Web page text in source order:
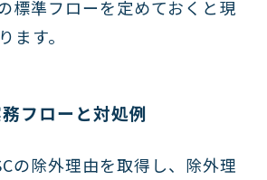
標準フローを定めておくと現
ます。
フローと対処例
の除外理由を取得し、除外理